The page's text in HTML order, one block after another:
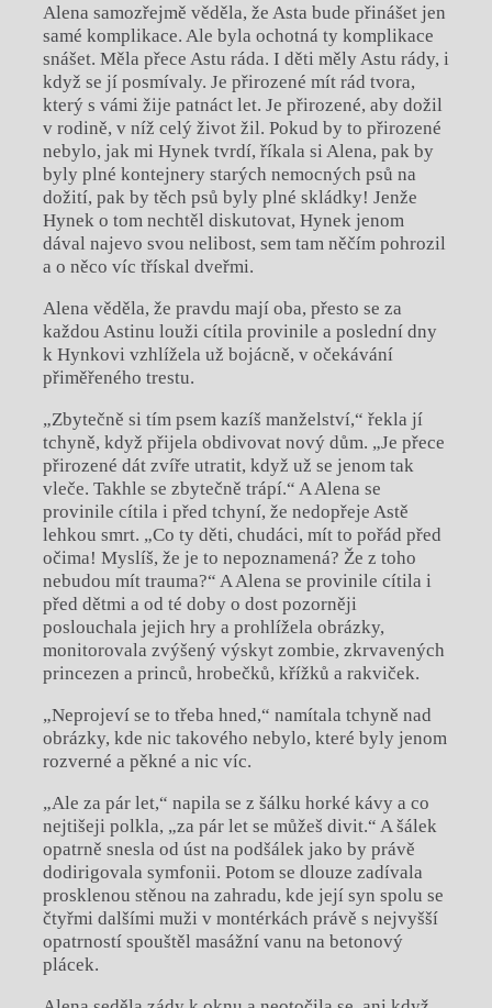
Alena samozřejmě věděla, že Asta bude přinášet jen
samé komplikace. Ale byla ochotná ty komplikace
snášet. Měla přece Astu ráda. I děti měly Astu rády, i
když se jí posmívaly. Je přirozené mít rád tvora,
který s vámi žije patnáct let. Je přirozené, aby dožil
v rodině, v níž celý život žil. Pokud by to přirozené
nebylo, jak mi Hynek tvrdí, říkala si Alena, pak by
byly plné kontejnery starých nemocných psů na
dožití, pak by těch psů byly plné skládky! Jenže
Hynek o tom nechtěl diskutovat, Hynek jenom
dával najevo svou nelibost, sem tam něčím pohrozil
a o něco víc třískal dveřmi.
Alena věděla, že pravdu mají oba, přesto se za
každou Astinu louži cítila provinile a poslední dny
k Hynkovi vzhlížela už bojácně, v očekávání
přiměřeného trestu.
„Zbytečně si tím psem kazíš manželství,“ řekla jí
tchyně, když přijela obdivovat nový dům. „Je přece
přirozené dát zvíře utratit, když už se jenom tak
vleče. Takhle se zbytečně trápí.“ A Alena se
provinile cítila i před tchyní, že nedopřeje Astě
lehkou smrt. „Co ty děti, chudáci, mít to pořád před
očima! Myslíš, že je to nepoznamená? Že z toho
nebudou mít trauma?“ A Alena se provinile cítila i
před dětmi a od té doby o dost pozorněji
poslouchala jejich hry a prohlížela obrázky,
monitorovala zvýšený výskyt zombie, zkrvavených
princezen a princů, hrobečků, křížků a rakviček.
„Neprojeví se to třeba hned,“ namítala tchyně nad
obrázky, kde nic takového nebylo, které byly jenom
rozverné a pěkné a nic víc.
„Ale za pár let,“ napila se z šálku horké kávy a co
nejtišeji polkla, „za pár let se můžeš divit.“ A šálek
opatrně snesla od úst na podšálek jako by právě
dodirigovala symfonii. Potom se dlouze zadívala
prosklenou stěnou na zahradu, kde její syn spolu se
čtyřmi dalšími muži v montérkách právě s nejvyšší
opatrností spouštěl masážní vanu na betonový
plácek.